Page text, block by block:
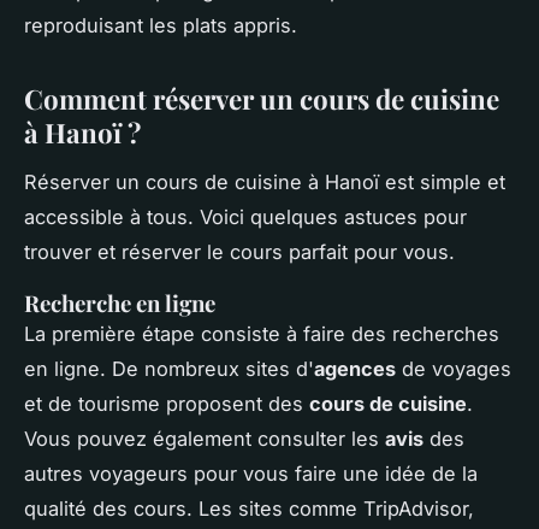
reproduisant les plats appris.
Comment réserver un cours de cuisine
à Hanoï ?
Réserver un cours de cuisine à Hanoï est simple et
accessible à tous. Voici quelques astuces pour
trouver et réserver le cours parfait pour vous.
Recherche en ligne
La première étape consiste à faire des recherches
en ligne. De nombreux sites d'agences de voyages
et de tourisme proposent des cours de cuisine.
Vous pouvez également consulter les avis des
autres voyageurs pour vous faire une idée de la
qualité des cours. Les sites comme TripAdvisor,